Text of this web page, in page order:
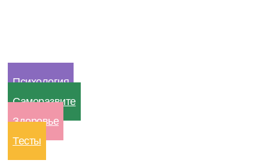
Психология
Саморазвите
Здоровье
Тесты